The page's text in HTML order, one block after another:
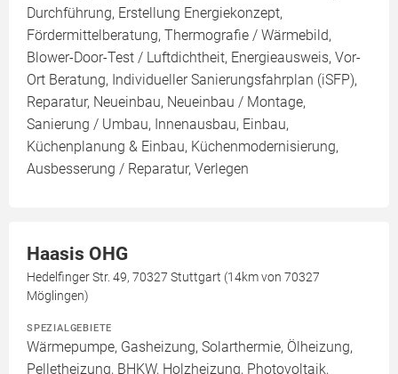
Durchführung, Erstellung Energiekonzept,
Fördermittelberatung, Thermografie / Wärmebild,
Blower-Door-Test / Luftdichtheit, Energieausweis, Vor-
Ort Beratung, Individueller Sanierungsfahrplan (iSFP),
Reparatur, Neueinbau, Neueinbau / Montage,
Sanierung / Umbau, Innenausbau, Einbau,
Küchenplanung & Einbau, Küchenmodernisierung,
Ausbesserung / Reparatur, Verlegen
Haasis OHG
Hedelfinger Str. 49, 70327 Stuttgart (14km von 70327
Möglingen)
SPEZIALGEBIETE
Wärmepumpe, Gasheizung, Solarthermie, Ölheizung,
Pelletheizung, BHKW, Holzheizung, Photovoltaik,